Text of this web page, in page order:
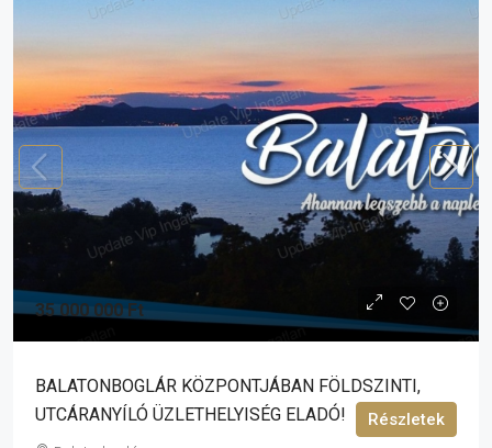
35 000 000 Ft
BALATONBOGLÁR KÖZPONTJÁBAN FÖLDSZINTI,
UTCÁRANYÍLÓ ÜZLETHELYISÉG ELADÓ!
Részletek